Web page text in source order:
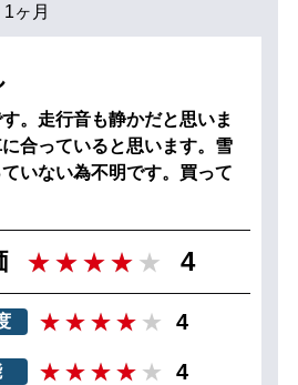
1ヶ月
。走行音も静かだと思いま
合っていると思います。雪
ていない為不明です。買って
4
4
4